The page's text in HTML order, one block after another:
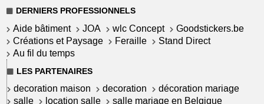
DERNIERS PROFESSIONNELS
Aide bâtiment JOA wlc Concept
Goodstickers.be
Créations et Paysage
Feraille
Stand Direct
Au fil du temps
LES PARTENAIRES
decoration maison decoration
décoration mariage
salle
location salle salle mariage en Belgique